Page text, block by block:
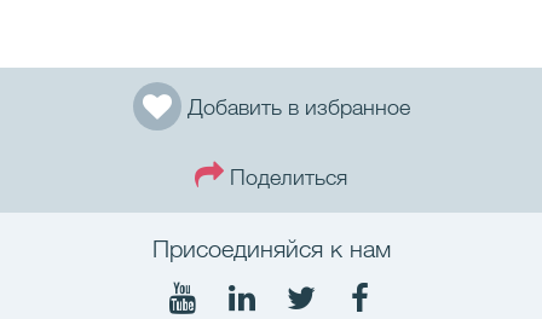
Добавить в избранное
Поделиться
Присоединяйся к нам